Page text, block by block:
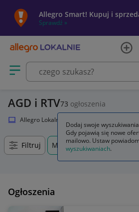
Allegro Smart! Kupuj i
Sprawdź »
Otwórz menu z kategoriami
AGD i RTV73 ogłoszenia
Allegro Lokalnie
Filtruj Mirków, Dolnośląskie, +0
Ogłoszenia
Dodaj swoje
Gdy pojawią się nowe
mailowo. Ustaw
wyszukiwaniach.